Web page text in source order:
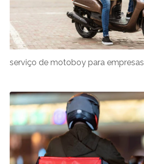
serviço de motoboy para empresas